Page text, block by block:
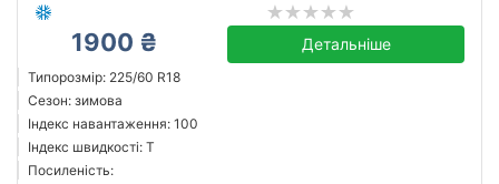
1900 ₴ Детальніше
Типорозмір: 225/60 R18
Сезон: зимова
Індекс навантаження: 100
Індекс швидкості: T
Посиленість: